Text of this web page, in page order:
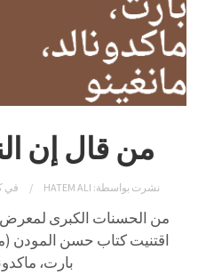
من قال إن
نشرت بواسطة: HATEM ALI في
اقتنيت كتاب حسن المودن
بارت،